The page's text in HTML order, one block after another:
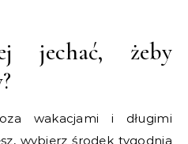
jechać, żeby
wakacjami i długimi
wybierz środek tygodnia